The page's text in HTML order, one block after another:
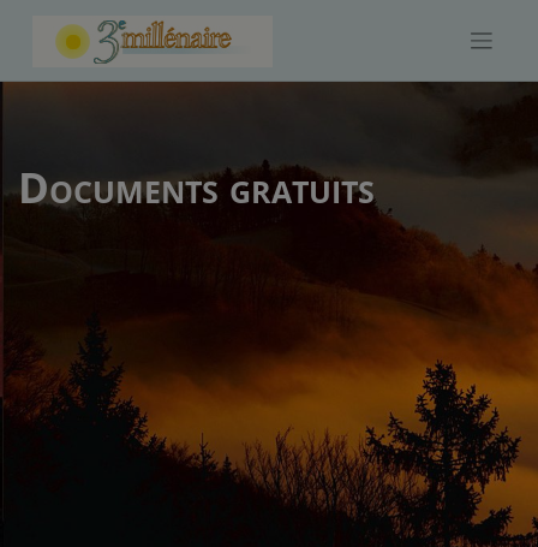
Documents gratuits